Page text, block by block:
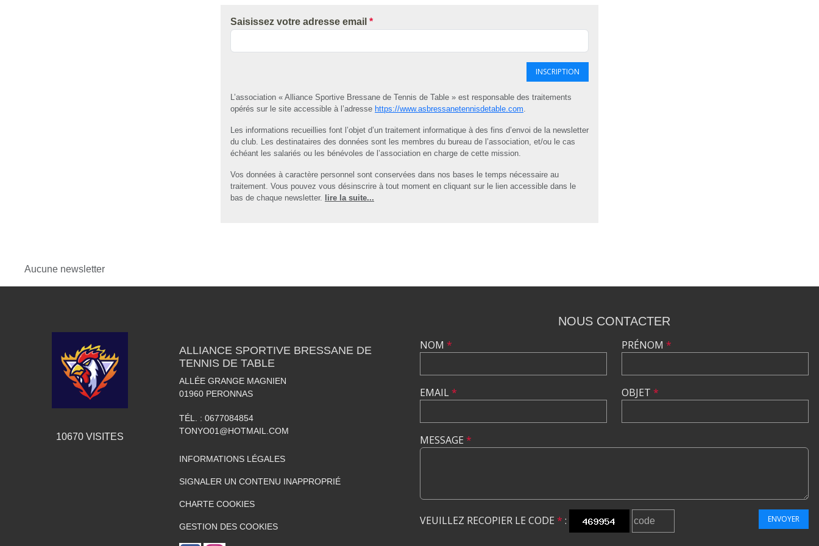
Saisissez votre adresse email *
INSCRIPTION
L’association « Alliance Sportive Bressane de Tennis de Table » est responsable des traitements
opérés sur le site accessible à l’adresse https://www.asbressanetennisdetable.com.
Les informations recueillies font l’objet d’un traitement informatique à des fins d’envoi de la newsletter
du club. Les destinataires des données sont les membres du bureau de l’association, et/ou le cas
échéant les salariés ou les bénévoles de l’association en charge de cette mission.
Vos données à caractère personnel sont conservées dans nos bases le temps nécessaire au
traitement. Vous pouvez vous désinscrire à tout moment en cliquant sur le lien accessible dans le
bas de chaque newsletter.
lire la suite...
Aucune newsletter
10670VISITES
ALLIANCE SPORTIVE BRESSANE DE
TENNIS DE TABLE
ALLÉE GRANGE MAGNIEN
01960 PERONNAS
TÉL. : 0677084854
TONYO01@HOTMAIL.COM
INFORMATIONS LÉGALES
SIGNALER UN CONTENU INAPPROPRIÉ
CHARTE COOKIES
GESTION DES COOKIES
NOUS CONTACTER
NOM *
EMAIL*
PRÉNOM *
OBJET *
MESSAGE *
VEUILLEZ RECOPIER LE CODE * : ENVOYER